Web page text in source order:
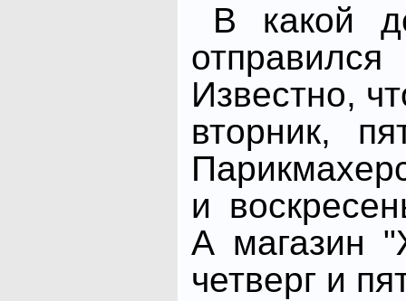
В какой
Известно,
вторник,
и
А магазин
четверг и